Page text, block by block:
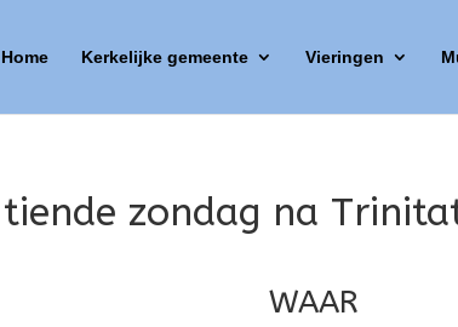
Home Kerkelijke gemeente Vieringen
zondag na
WAAR